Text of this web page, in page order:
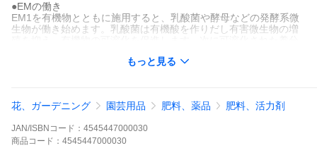
●EMの働き
EM1を有機物とともに施用すると、乳酸菌や酵母などの発酵系微
生物が働き始めます。乳酸菌は有機酸を作りだし有害微生物の増
微生物の連動が次々起こり、土壌中や葉面の微生物を活性化さ
【日常管理に】
[定植]2,000倍の希釈液に浸し、定植します。
[水やり]1,000倍に薄めて水やりをします。
もっと見る
花、ガーデニング 園芸用品 肥料、薬品 肥料、活力剤
JAN/ISBNコード： 4545447000030
商品 コード： 4545447000030